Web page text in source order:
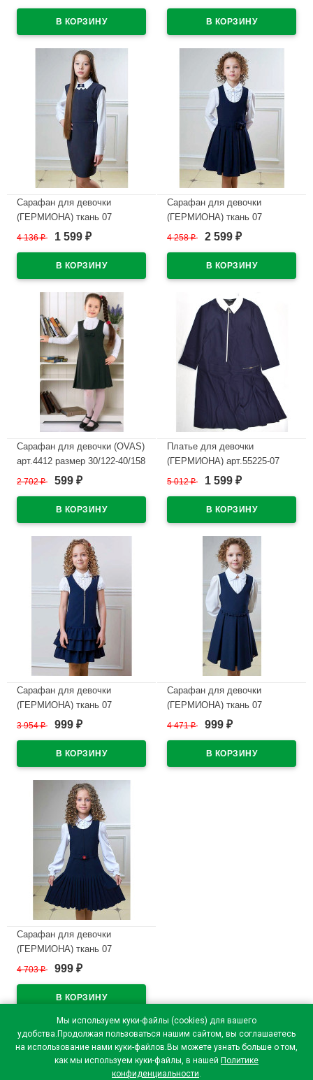
Мы используем куки-файлы (cookies) для вашего
удобства.Продолжая пользоваться нашим сайтом, вы соглашаетесь
на использование нами куки-файлов.Вы можете узнать больше о том,
как мы используем куки-файлы, в нашей Политике
конфиденциальности.
Сарафан для девочки
(ГЕРМИОНА) ткань 07
арт.5221-07 размер 32/134-
4 136₽ 1 599 ₽
Сарафан для девочки
(ГЕРМИОНА) ткань 07
арт.5129-07 размер 30/122-
4 258₽ 2 599 ₽
Сарафан для девочки (OVAS)
арт.4412 размер 30/122-40/158
цвет черный/полоса
2 702₽ 599 ₽
Платье для девочки
(ГЕРМИОНА) арт.55225-07
размер 34/134-40/158 цвет
5 012₽ 1 599 ₽
Сарафан для девочки
(ГЕРМИОНА) ткань 07
арт.5219-07 размер 30/122-
3 954₽ 999 ₽
Сарафан для девочки
(ГЕРМИОНА) ткань 07
арт.5218-07 размер 30/122-
4 471₽ 999 ₽
Сарафан для девочки
(ГЕРМИОНА) ткань 07
арт.5215-07 размер 30/122-
4 703₽ 999 ₽